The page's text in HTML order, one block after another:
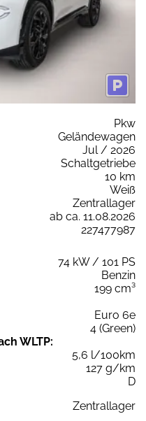
Pkw
Geländewagen
Jul / 2026
Schaltgetriebe
10 km
Weiß
Zentrallager
ab ca. 11.08.2026
227477987
74 kW / 101 PS
Benzin
199 cm³
Euro 6e
4 (Green)
WLTP:
5,6 l/100km
127 g/km
D
Zentrallager